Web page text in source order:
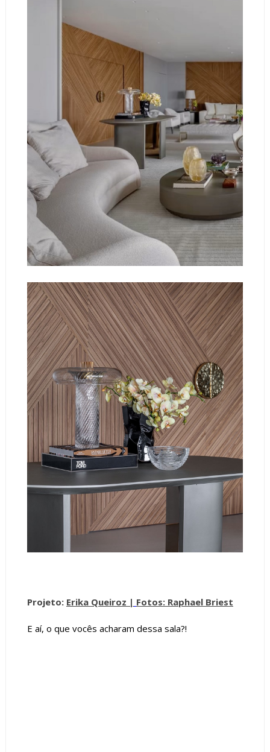
Projeto: Erika Queiroz | Fotos: Raphael Briest
E aí, o que vocês acharam dessa sala?!